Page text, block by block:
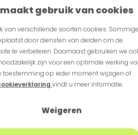
maakt gebruik van cookies
van verschillende soorten cookies.
door diensten van derden om de
te verbeteren. Daarnaast gebruiken we
zijn voor een optimale werking
toestemming op ieder moment wijzigen of
vindt u meer informatie.
Weigeren